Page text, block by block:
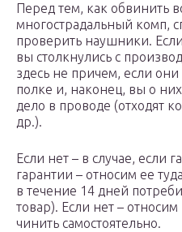
Перед тем, как обвинить
многострадальный комп,
проверить наушники.
вы столкнулись с
здесь не причем, если
полке и, наконец, вы о
дело в проводе (отходят
др.).
Если нет – в случае, если
гарантии – относим ее
в течение 14 дней
товар). Если нет –
чинить самостоятельно.